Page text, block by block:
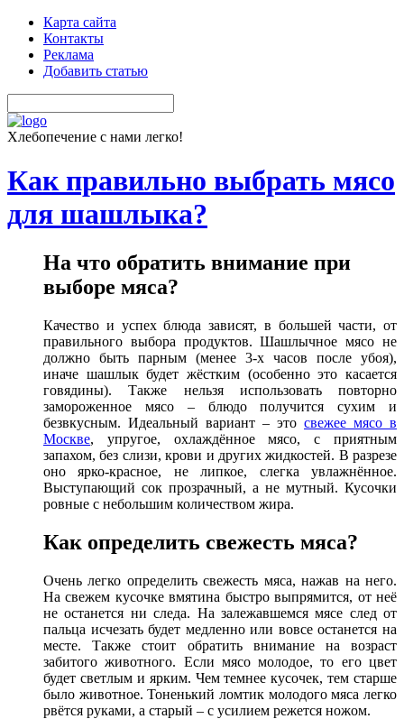
Карта сайта
Контакты
Реклама
Добавить статью
Хлебопечение с нами легко!
Как правильно выбрать мясо
для шашлыка?
На что обратить внимание при
выборе мяса?
Качество и успех блюда зависят, в большей части, от
правильного выбора продуктов. Шашлычное мясо не
должно быть парным (менее 3-х часов после убоя),
иначе шашлык будет жёстким (особенно это касается
говядины). Также нельзя использовать повторно
замороженное мясо – блюдо получится сухим и
безвкусным. Идеальный вариант – это свежее мясо в
Москве, упругое, охлаждённое мясо, с приятным
запахом, без слизи, крови и других жидкостей. В разрезе
оно ярко-красное, не липкое, слегка увлажнённое.
Выступающий сок прозрачный, а не мутный. Кусочки
ровные с небольшим количеством жира.
Как определить свежесть мяса?
Очень легко определить свежесть мяса, нажав на него.
На свежем кусочке вмятина быстро выпрямится, от неё
не останется ни следа. На залежавшемся мясе след от
пальца исчезать будет медленно или вовсе останется на
месте. Также стоит обратить внимание на возраст
забитого животного. Если мясо молодое, то его цвет
будет светлым и ярким. Чем темнее кусочек, тем старше
было животное. Тоненький ломтик молодого мяса легко
рвётся руками, а старый – с усилием режется ножом.